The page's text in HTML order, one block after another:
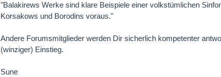
"Balakirews Werke sind klare Beispiele einer volkstümlichen
Korsakows und Borodins voraus."
Andere Forumsmitglieder werden Dir sicherlich kompetenter
(winziger) Einstieg.
Sune